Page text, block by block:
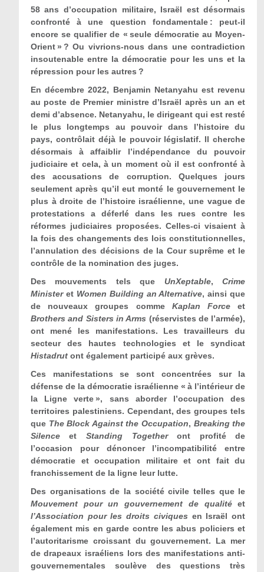
58 ans d’occupation militaire, Israël est désormais
confronté à une question fondamentale : peut-il
encore se qualifier de « seule démocratie au Moyen-
Orient » ? Ou vivrions-nous dans une contradiction
insoutenable entre la démocratie pour les uns et la
répression pour les autres ?
En décembre 2022, Benjamin Netanyahu est revenu
au poste de Premier ministre d’Israël après un an et
demi d’absence. Netanyahu, le dirigeant qui est resté
le plus longtemps au pouvoir dans l’histoire du
pays, contrôlait déjà le pouvoir législatif. Il cherche
désormais à affaiblir l’indépendance du pouvoir
judiciaire et cela, à un moment où il est confronté à
des accusations de corruption. Quelques jours
seulement après qu’il eut monté le gouvernement le
plus à droite de l’histoire israélienne, une vague de
protestations a déferlé dans les rues contre les
réformes judiciaires proposées. Celles-ci visaient à
la fois des changements des lois constitutionnelles,
l’annulation des décisions de la Cour suprême et le
contrôle de la nomination des juges.
Des mouvements tels que UnXeptable,Crime
Ministeret Women Building an Alternative, ainsi que
de nouveaux groupes comme Kaplan Force et
Brothers and Sisters in Arms (réservistes de l’armée),
ont mené les manifestations. Les travailleurs du
secteur des hautes technologies et le syndicat
Histadrutont également participé aux grèves.
Ces manifestations se sont concentrées sur la
défense de la démocratie israélienne « à l’intérieur de
la Ligne verte », sans aborder l’occupation des
territoires palestiniens. Cependant, des groupes tels
que The Block Against the Occupation, Breaking the
SilenceetStanding Togetheront profité de
l’occasion pour dénoncer l’incompatibilité entre
démocratie et occupation militaire et ont fait du
franchissement de la ligne leur lutte.
Des organisations de la société civile telles que le
Mouvement pour un gouvernement de qualitéet
l’Association pour les droits civiquesen Israël ont
également mis en garde contre les abus policiers et
l’autoritarisme croissant du gouvernement. La mer
de drapeaux israéliens lors des manifestations anti-
gouvernementales soulève des questions très